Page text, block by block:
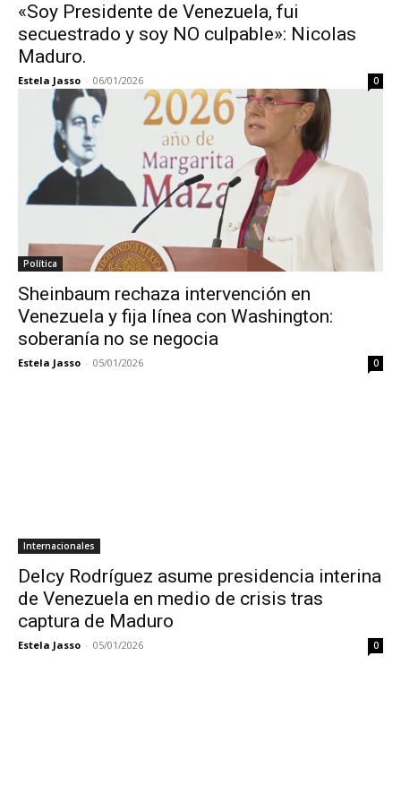
«Soy Presidente de Venezuela, fui
secuestrado y soy NO culpable»: Nicolas
Maduro.
Estela Jasso - 06/01/2026 0
Política
Sheinbaum rechaza intervención en
Venezuela y fija línea con Washington:
soberanía no se negocia
Estela Jasso - 05/01/2026 0
Internacionales
Delcy Rodríguez asume presidencia interina
de Venezuela en medio de crisis tras
captura de Maduro
Estela Jasso - 05/01/2026 0